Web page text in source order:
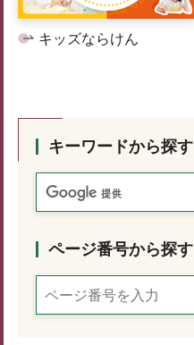
キッズならけん
キーワードから探す
ページ番号から探す